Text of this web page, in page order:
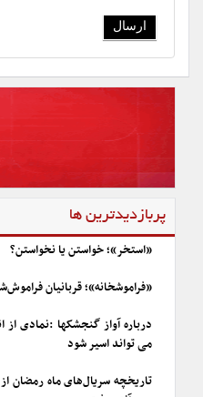
پربازدیدترین ها
«استخر»؛ خواستن یا نخواستن؟
«فراموشخانه»؛ قربانیان
درباره آواز گنجشکها :نمادی
می تواند اسیر شود